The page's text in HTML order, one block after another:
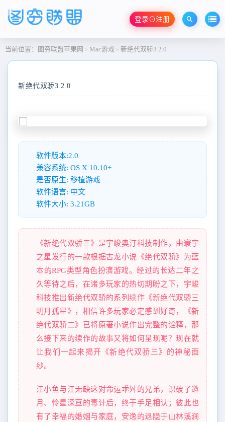
登录⊙注册
当前位置： 图穷联盟苹果网 > Mac游戏 > 新绝代双骄3 2.0
新绝代双骄3 2.0
软件版本:2.0
兼容系统: OS X 10.10+
是否原生: 移植游戏
软件语言: 中文
软件大小: 3.21GB
《新绝代双骄三》是宇峻奥汀科技制作，由寰宇
之星发行的一款根据古龙小说《绝代双骄》为蓝
本的RPG类型角色扮演游戏。经过的长达二年之
久等待之后，在诸多玩家的热切期盼之下，宇峻
科技推出新绝代双骄的系列续作《新绝代双骄三
明月孤星》，相信许多玩家必定感到好奇，《新
绝代双骄二》已将原著小说作出完整的诠释，那
么接下来的续作的故事又将如何呈现呢？现在就
让我们一起来揭开《新绝代双骄三》的神秘面
纱。
江小鱼与江无缺这对命运乖舛的兄弟，识破了邀
月、怜星深亘的毒计后，终于手足相认；彼此也
有了幸福的婚姻与家庭，安逸的退隐于山林溪涧